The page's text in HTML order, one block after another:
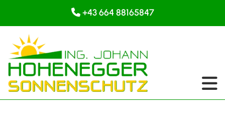
 +43 664 88165847